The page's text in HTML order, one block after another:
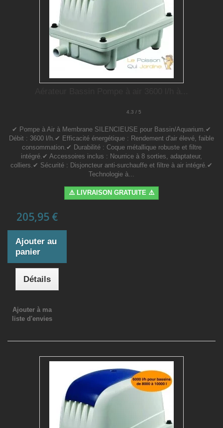
4.3 / 5
✔ Pompe à Air à Membrane SILENCIEUSE pour Bassin/Aquarium.✔
Débit : 3600 l/h.✔ Efficacité énergétique : Rendement d'air élevé, faible
consommation.✔ Durabilité : Coque métallique robuste et filtre
intégré.✔ Accessoires inclus : Nourrice à 8 sorties, adaptateur,
colliers.✔ Sécurité : Disjoncteur anti-surchauffe et filtre à air intégré.✔
Technologie à...
⚠️ LIVRAISON GRATUITE ⚠️
205,95 €
Ajouter au
panier
Détails
Ajouter à ma
liste d'envies